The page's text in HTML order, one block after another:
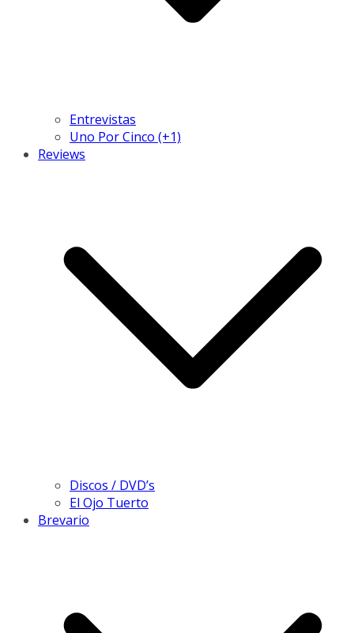
Entrevistas
Uno Por Cinco (+1)
Reviews
Discos / DVD’s
El Ojo Tuerto
Brevario